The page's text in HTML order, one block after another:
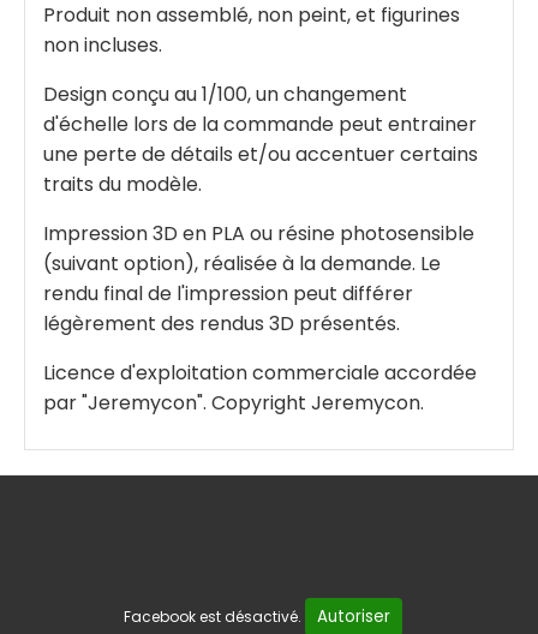
Produit non assemblé, non peint, et figurines
non incluses.
Design conçu au 1/100, un changement
d'échelle lors de la commande peut entrainer
une perte de détails et/ou accentuer certains
traits du modèle.
Impression 3D en PLA ou résine photosensible
(suivant option), réalisée à la demande. Le
rendu final de l'impression peut différer
légèrement des rendus 3D présentés.
Licence d'exploitation commerciale accordée
par "Jeremycon". Copyright Jeremycon.
Facebook est désactivé. Autoriser